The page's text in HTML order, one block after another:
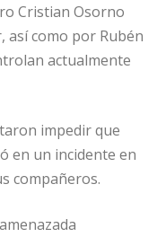
Cristian Osorno
así como por Rubén
actualmente
impedir que
en un incidente en
compañeros.